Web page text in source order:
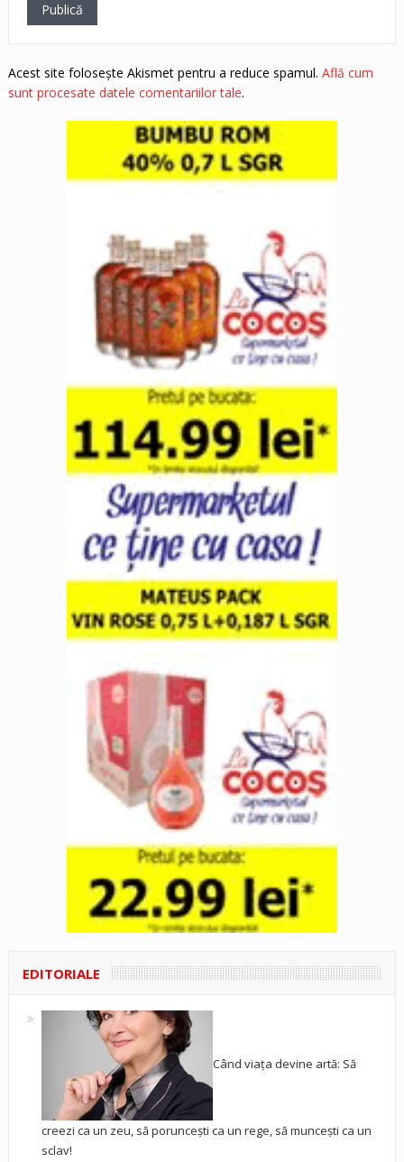
Acest site folosește Akismet pentru a reduce spamul. Află cum
sunt procesate datele comentariilor tale.
EDITORIALE
Când viața devine artă: Să
creezi ca un zeu, să poruncești ca un rege, să muncești ca un
sclav!